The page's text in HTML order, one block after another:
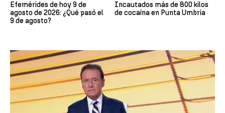
Efemérides de hoy 9 de
agosto de 2026: ¿Qué pasó el
9 de agosto?
Incautados más de 800 kilos
de cocaína en Punta Umbría